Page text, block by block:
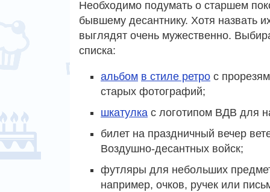
Необходимо подумать о старшем
бывшему десантнику. Хотя назвать
выглядят очень мужественно.
списка:
альбом в стиле ретро с
старых фотографий;
шкатулка с логотипом ВДВ для
билет на праздничный вечер
Воздушно-десантных войск;
футляры для небольших
например, очков, ручек или